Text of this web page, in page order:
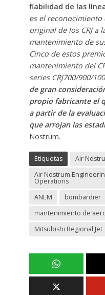
fiabilidad de las
es el
original de los CRJ a
mantenimiento de
Cinco de estos
mantenimiento del
series CRJ700/900/
de gran
propio fabricante el
a partir de la
que arrojan las
Nostrum.
Etiquetas
Air
Air Nostrum
Operations
ANEM
bombardier
mantenimiento de
Mitsubishi Regional Jet